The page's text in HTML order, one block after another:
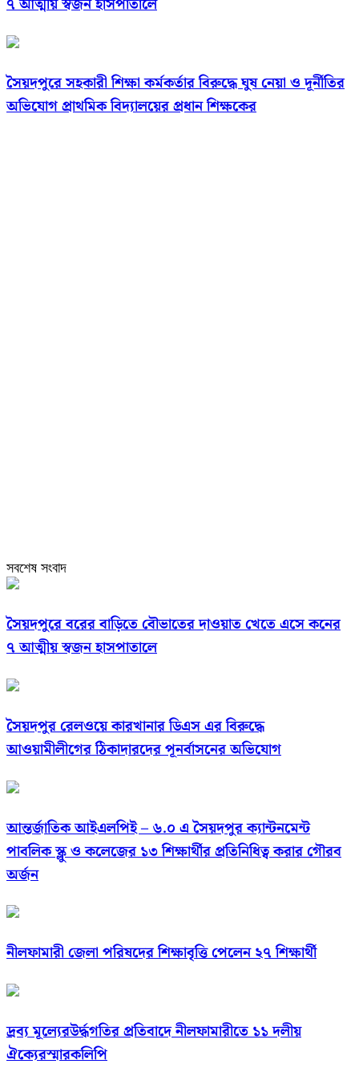
সৈয়দপুরে সহকারী শিক্ষা কর্মকর্তার বিরুদ্ধে ঘুষ নেয়া ও দূর্নীতির
অভিযোগ প্রাথমিক বিদ্যালয়ের প্রধান শিক্ষকের
সবশেষ সংবাদ
সৈয়দপুরে বরের বাড়িতে বৌভাতের দাওয়াত খেতে এসে কনের
৭ আত্মীয় স্বজন হাসপাতালে
সৈয়দপুর রেলওয়ে কারখানার ডিএস এর বিরুদ্ধে
আওয়ামীলীগের ঠিকাদারদের পূনর্বাসনের অভিযোগ
আন্তর্জাতিক আইএলপিই – ৬.০ এ সৈয়দপুর ক্যান্টনমেন্ট
পাবলিক স্ক্লু ও কলেজের ১৩ শিক্ষার্থীর প্রতিনিধিত্ব করার গৌরব
অর্জন
নীলফামারী জেলা পরিষদের শিক্ষাবৃত্তি পেলেন ২৭ শিক্ষার্থী
দ্রব্য মূল্যেরউর্দ্ধগতির প্রতিবাদে নীলফামারীতে ১১ দলীয়
ঐক্যেরস্মারকলিপি